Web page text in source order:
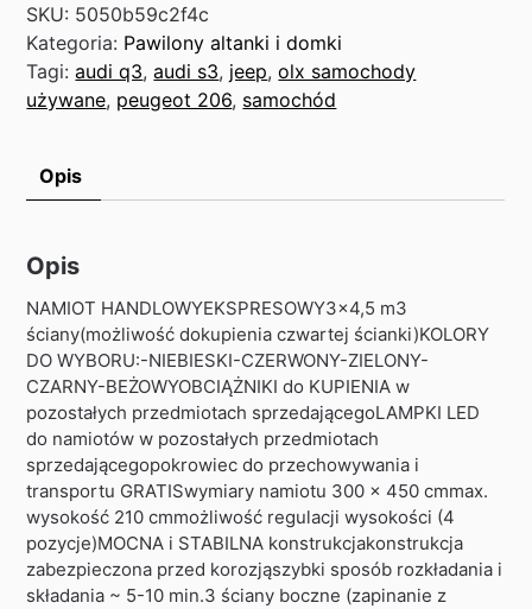
SKU: 5050b59c2f4c
Kategoria: Pawilony altanki i domki
Tagi:audi q3,audi s3, jeep,olx samochody
używane, peugeot 206, samochód
Opis
Opis
NAMIOT HANDLOWYEKSPRESOWY3x4,5 m3
ściany(możliwość dokupienia czwartej ścianki)KOLORY
DO WYBORU:-NIEBIESKI-CZERWONY-ZIELONY-
CZARNY-BEŻOWYOBCIĄŻNIKI do KUPIENIA w
pozostałych przedmiotach sprzedającegoLAMPKI LED
do namiotów w pozostałych przedmiotach
sprzedającegopokrowiec do przechowywania i
transportu GRATISwymiary namiotu 300 x 450 cmmax.
wysokość 210 cmmożliwość regulacji wysokości (4
pozycje)MOCNA i STABILNA konstrukcjakonstrukcja
zabezpieczona przed korozjąszybki sposób rozkładania i
składania ~ 5-10 min.3 ściany boczne (zapinanie z